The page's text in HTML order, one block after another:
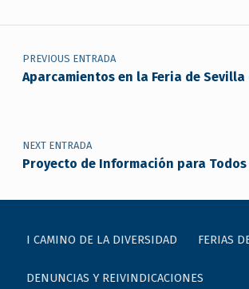
Navegación de entradas
PREVIOUS ENTRADA
Aparcamientos en la Feria de Sevilla
NEXT ENTRADA
Proyecto de Información para Todos
I CAMINO DE LA DIVERSIDAD FERIAS
DENUNCIAS Y REIVINDICACIONES